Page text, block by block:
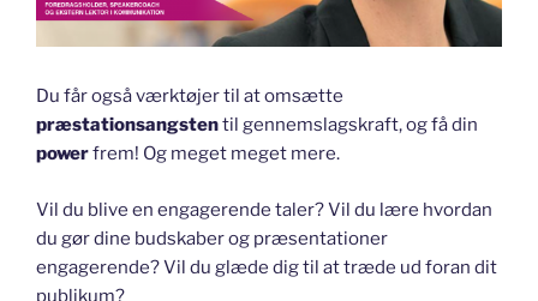
Du får også værktøjer til at omsætte
præstationsangstentil gennemslagskraft, og få din
powerfrem! Og meget meget mere.
Vil du blive en engagerende taler? Vil du lære hvordan
du gør dine budskaber og præsentationer
engagerende? Vil du glæde dig til at træde ud foran dit
publikum?